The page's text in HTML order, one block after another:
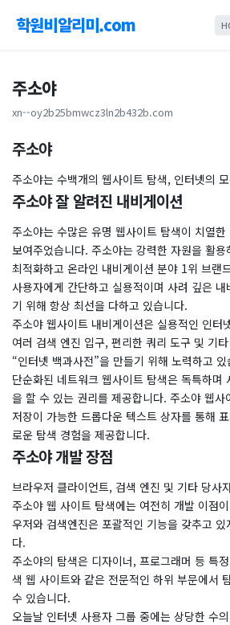
학원비알리미.com
주소야
xn--oy2b25bmwcz3ln2b432b.com
주소야
주소야는 수백개의 웹사이트 탐색, 인터넷의
주소야 잘 알려진 내비게이션
주소야는 수많은 유명 웹사이트 탐색이 치열
보여주었습니다. 주소야는 강력한 자원을 활
최적화하고 온라인 내비게이션 분야 1위 브랜
사용자에게 간단하고 실용적이며 사려 깊은
기 위해 항상 최선을 다하고 있습니다.
주소야 웹사이트 내비게이션은 실용적인 인터
여러 검색 엔진 입구, 편리한 쿼리 도구 및 기
“인터넷 백과사전”을 만들기 위해 노력하고 있
단순화된 네트워크 웹사이트 탐색은 독특하며
을 할 수 있는 권리를 제공합니다. 주소야 웹사
저장이 가능한 드롭다운 텍스트 상자를 통해
로운 탐색 경험을 제공합니다.
주소야 개발 장점
브라우저 클라이언트, 검색 엔진 및 기타 당사
주소야 웹 사이트 탐색에는 여전히 개발 이점
우저와 검색엔진은 포괄적인 기능을 갖추고
다.
주소야의 탐색은 디자이너, 프로그래머 등 특
색 웹 사이트와 같은 전문적인 하위 부문에서
수 있습니다.
오늘날 인터넷 사용자 그룹 중에는 상당한 수